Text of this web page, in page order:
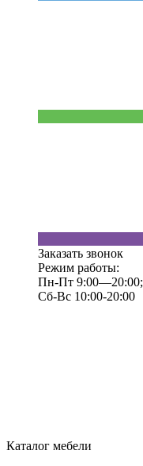
Заказать звонок
Режим работы:
Пн-Пт 9:00—20:00;
Сб-Вс 10:00-20:00
Каталог мебели